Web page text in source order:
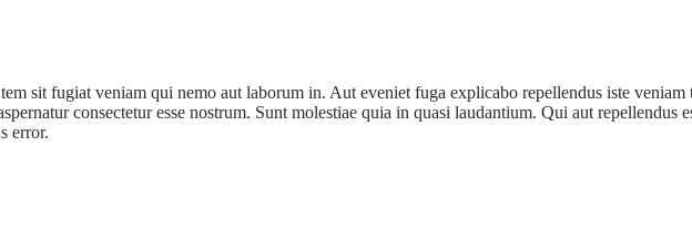
sit fugiat veniam qui nemo aut laborum in. Aut eveniet fuga explicabo repellendus iste veniam
consectetur esse nostrum. Sunt molestiae quia in quasi laudantium. Qui aut
error.